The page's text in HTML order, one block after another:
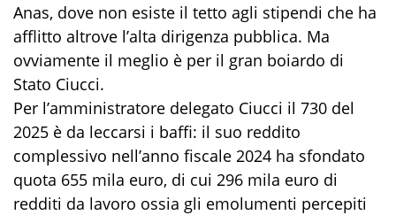
Anas, dove non esiste il tetto agli stipendi che ha
afflitto altrove l’alta dirigenza pubblica. Ma
ovviamente il meglio è per il gran boiardo di
Stato Ciucci.
Per l’amministratore delegato Ciucci il 730 del
2025 è da leccarsi i baffi: il suo reddito
complessivo nell’anno fiscale 2024 ha sfondato
quota 655 mila euro, di cui 296 mila euro di
redditi da lavoro ossia gli emolumenti percepiti